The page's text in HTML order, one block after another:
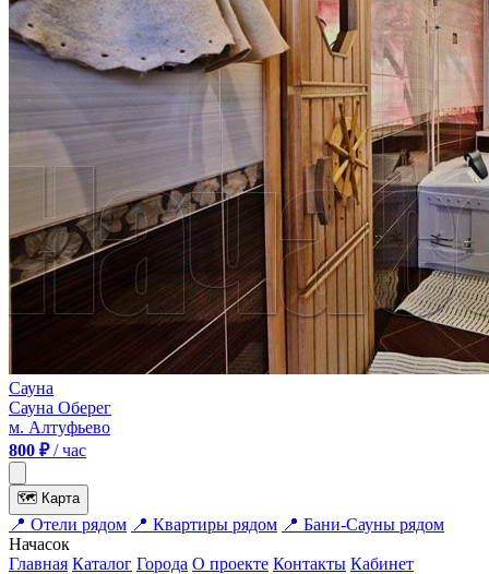
Сауна
Сауна Оберег
м. Алтуфьево
800 ₽/ час
🗺 Карта
📍 Отели рядом 📍 Квартиры рядом 📍 Бани-Сауны рядом
Начасок
Главная Каталог Города О проекте Контакты Кабинет